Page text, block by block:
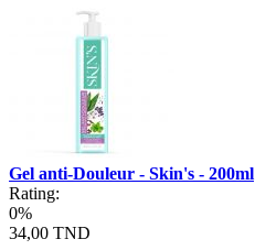
Gel anti-Douleur - Skin's - 200ml
Rating:
0%
34,00 TND